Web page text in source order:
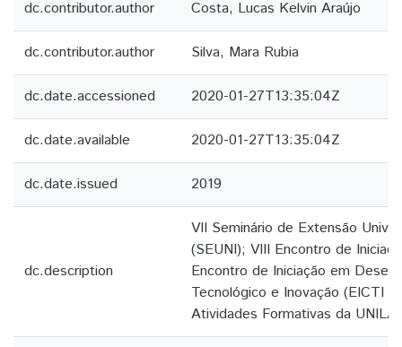
dc.contributor.author Costa, Lucas Kelvin Araújo
dc.contributor.author Silva, Mara Rubia
dc.date.accessioned 2020-01-27T13:35:04Z
dc.date.available 2020-01-27T13:35:04Z
dc.date.issued 2019
dc.description
VII Seminário de Extensão
(SEUNI); VIII Encontro de
Encontro de Iniciação em
Tecnológico e Inovação (EICTI
Atividades Formativas da UNILA